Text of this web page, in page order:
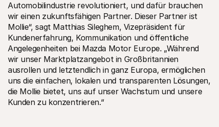
Automobilindustrie revolutioniert, und dafür brauchen
wir einen zukunftsfähigen Partner. Dieser Partner ist
Mollie“, sagt Matthias Sileghem, Vizepräsident für
Kundenerfahrung, Kommunikation und öffentliche
Angelegenheiten bei Mazda Motor Europe. „Während
wir unser Marktplatzangebot in Großbritannien
ausrollen und letztendlich in ganz Europa, ermöglichen
uns die einfachen, lokalen und transparenten Lösungen,
die Mollie bietet, uns auf unser Wachstum und unsere
Kunden zu konzentrieren.“